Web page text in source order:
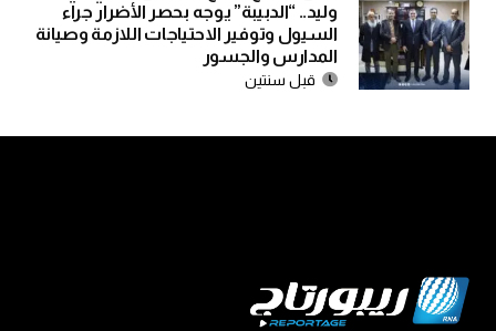
وليد.. “الدبيبة” يوجه بحصر الأضرار جراء
السيول وتوفير الاحتياجات اللازمة وصيانة
المدارس والجسور
قبل سنتين